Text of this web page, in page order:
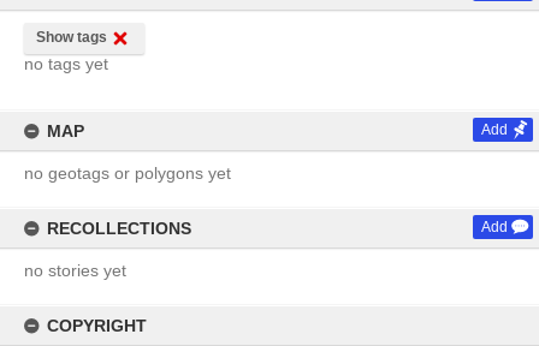
Show tags
no tags yet
MAP Add
no geotags or polygons yet
RECOLLECTIONS Add
no stories yet
COPYRIGHT